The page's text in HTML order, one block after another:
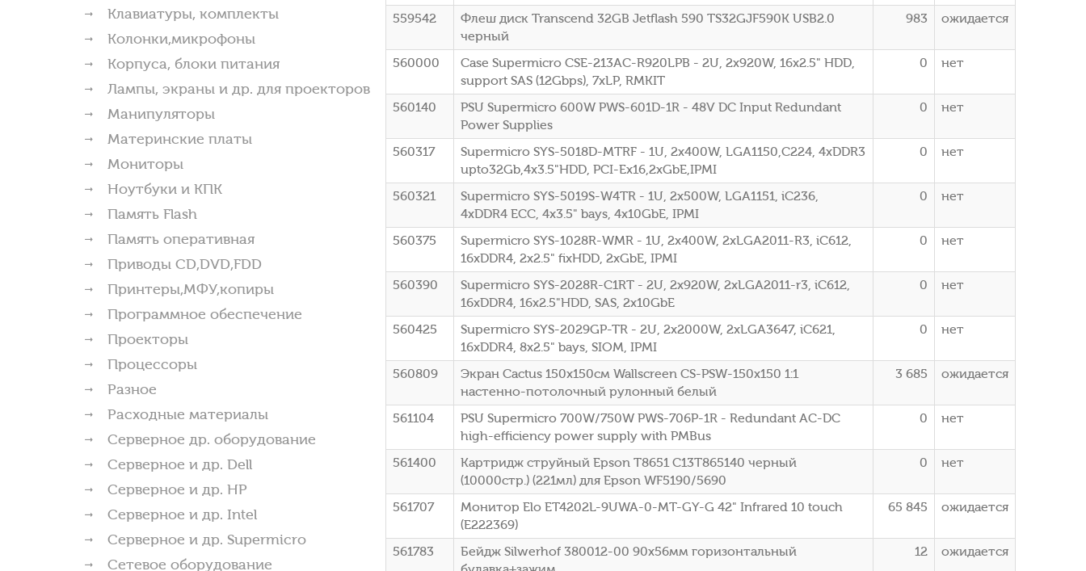
Клавиатуры, комплекты
Колонки,микрофоны
Корпуса, блоки питания
Лампы, экраны и др. для проекторов
Манипуляторы
Материнские платы
Мониторы
Ноутбуки и КПК
Память Flash
Память оперативная
Приводы CD,DVD,FDD
Принтеры,МФУ,копиры
Программное обеспечение
Проекторы
Процессоры
Разное
Расходные материалы
Серверное др. оборудование
Серверное и др. Dell
Серверное и др. HP
Серверное и др. Intel
Серверное и др. Supermicro
Сетевое оборудование
559542
Флеш диск Transcend 32GB Jetflash 590 TS32GJF590K USB2.0
черный
983 ожидается
560000
Case Supermicro CSE-213AC-R920LPB - 2U, 2x920W, 16x2.5" HDD,
support SAS (12Gbps), 7xLP, RMKIT
0 нет
560140
PSU Supermicro 600W PWS-601D-1R - 48V DC Input Redundant
Power Supplies
0 нет
560317
Supermicro SYS-5018D-MTRF - 1U, 2x400W, LGA1150,C224, 4xDDR3
upto32Gb,4x3.5"HDD, PCI-Ex16,2xGbE,IPMI
0 нет
560321
Supermicro SYS-5019S-W4TR - 1U, 2x500W, LGA1151, iC236,
4xDDR4 ECC, 4x3.5" bays, 4x10GbE, IPMI
0 нет
560375
Supermicro SYS-1028R-WMR - 1U, 2x400W, 2xLGA2011-R3, iC612,
16xDDR4, 2x2.5" fixHDD, 2xGbE, IPMI
0 нет
560390
Supermicro SYS-2028R-C1RT - 2U, 2x920W, 2xLGA2011-r3, iC612,
16xDDR4, 16x2.5"HDD, SAS, 2x10GbE
0 нет
560425
Supermicro SYS-2029GP-TR - 2U, 2x2000W, 2xLGA3647, iC621,
16xDDR4, 8x2.5" bays, SIOM, IPMI
0 нет
560809
Экран Cactus 150x150см Wallscreen CS-PSW-150x150 1:1
настенно-потолочный рулонный белый
3 685 ожидается
561104
PSU Supermicro 700W/750W PWS-706P-1R - Redundant AC-DC
high-efficiency power supply with PMBus
0 нет
561400
Картридж струйный Epson T8651 C13T865140 черный
(10000стр.) (221мл) для Epson WF5190/5690
0 нет
561707
Монитор Elo ET4202L-9UWA-0-MT-GY-G 42" Infrared 10 touch
(E222369)
65 845 ожидается
561783
Бейдж Silwerhof 380012-00 90х56мм горизонтальный
12 ожидается